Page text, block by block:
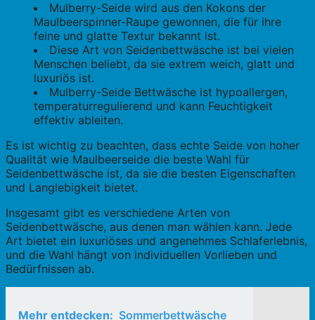
Mulberry-Seide wird aus den Kokons der
Maulbeerspinner-Raupe gewonnen, die für ihre
feine und glatte Textur bekannt ist.
Diese Art von Seidenbettwäsche ist bei vielen
Menschen beliebt, da sie extrem weich, glatt und
luxuriös ist.
Mulberry-Seide Bettwäsche ist hypoallergen,
temperaturregulierend und kann Feuchtigkeit
effektiv ableiten.
Es ist wichtig zu beachten, dass echte Seide von hoher
Qualität wie Maulbeerseide die beste Wahl für
Seidenbettwäsche ist, da sie die besten Eigenschaften
und Langlebigkeit bietet.
Insgesamt gibt es verschiedene Arten von
Seidenbettwäsche, aus denen man wählen kann. Jede
Art bietet ein luxuriöses und angenehmes Schlaferlebnis,
und die Wahl hängt von individuellen Vorlieben und
Bedürfnissen ab.
Mehr entdecken: Sommerbettwäsche